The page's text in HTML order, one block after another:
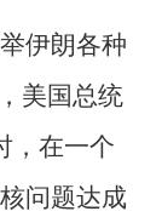
伊朗各种
美国总统
，在一个
问题达成